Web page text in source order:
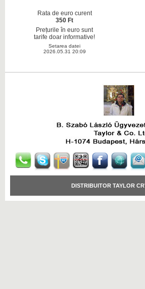
Rata de euro curent
350 Ft
Prețurile în euro sunt
tarife doar informative!
Setarea datei
2026.05.31 20:09
DISTRIBUITOR TAYLOR